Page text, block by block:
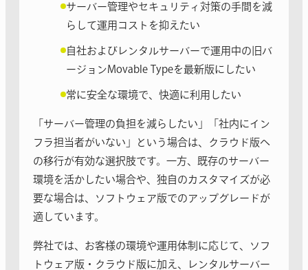
サーバー管理やセキュリティ対策の手間を減
らして運用コストを抑えたい
自社およびレンタルサーバーで運用中の旧バ
ージョンMovable Typeを最新版にしたい
常に安全な環境で、快適に利用したい
「サーバー管理の負担を減らしたい」「社内にイン
フラ担当者がいない」という場合は、クラウド版へ
の移行が有効な選択肢です。一方、既存のサーバー
環境を活かしたい場合や、独自のカスタマイズが必
要な場合は、ソフトウェア版でのアップグレードが
適しています。
弊社では、お客様の環境や運用体制に応じて、ソフ
トウェア版・クラウド版に加え、レンタルサーバー